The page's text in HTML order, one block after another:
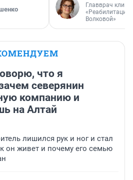
Главврач
«Реабилитация
Волковой»
что я
северянин
компанию и
на Алтай
лишился рук и ног и стал
он живет и почему его семью